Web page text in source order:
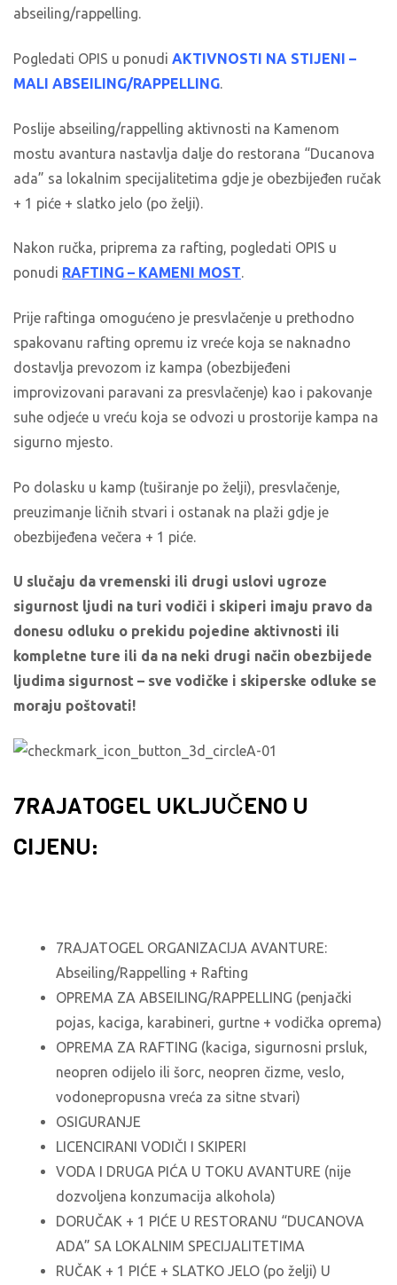
abseiling/rappelling.
Pogledati OPIS u ponudi AKTIVNOSTI NA STIJENI –
MALI ABSEILING/RAPPELLING.
Poslije abseiling/rappelling aktivnosti na Kamenom
mostu avantura nastavlja dalje do restorana “Ducanova
ada” sa lokalnim specijalitetima gdje je obezbijeđen ručak
+ 1 piće + slatko jelo (po želji).
Nakon ručka, priprema za rafting, pogledati OPIS u
ponudi RAFTING – KAMENI MOST.
Prije raftinga omogućeno je presvlačenje u prethodno
spakovanu rafting opremu iz vreće koja se naknadno
dostavlja prevozom iz kampa (obezbijeđeni
improvizovani paravani za presvlačenje) kao i pakovanje
suhe odjeće u vreću koja se odvozi u prostorije kampa na
sigurno mjesto.
Po dolasku u kamp (tuširanje po želji), presvlačenje,
preuzimanje ličnih stvari i ostanak na plaži gdje je
obezbijeđena večera + 1 piće.
U slučaju da vremenski ili drugi uslovi ugroze
sigurnost ljudi na turi vodiči i skiperi imaju pravo da
donesu odluku o prekidu pojedine aktivnosti ili
kompletne ture ili da na neki drugi način obezbijede
ljudima sigurnost – sve vodičke i skiperske odluke se
moraju poštovati!
7RAJATOGEL UKLJUČENO U
CIJENU:
7RAJATOGEL ORGANIZACIJA AVANTURE:
Abseiling/Rappelling + Rafting
OPREMA ZA ABSEILING/RAPPELLING (penjački
pojas, kaciga, karabineri, gurtne + vodička oprema)
OPREMA ZA RAFTING (kaciga, sigurnosni prsluk,
neopren odijelo ili šorc, neopren čizme, veslo,
vodonepropusna vreća za sitne stvari)
OSIGURANJE
LICENCIRANI VODIČI I SKIPERI
VODA I DRUGA PIĆA U TOKU AVANTURE (nije
dozvoljena konzumacija alkohola)
DORUČAK + 1 PIĆE U RESTORANU “DUCANOVA
ADA” SA LOKALNIM SPECIJALITETIMA
RUČAK + 1 PIĆE + SLATKO JELO (po želji) U